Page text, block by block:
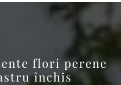
flori perene
închis